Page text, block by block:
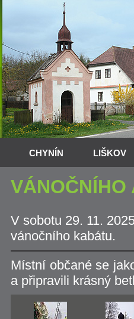
CHYNÍN LIŠKOV
VÁNOČNÍHO
V sobotu 29. 11.
vánočního kabátu.
Místní občané se
a připravili krásný